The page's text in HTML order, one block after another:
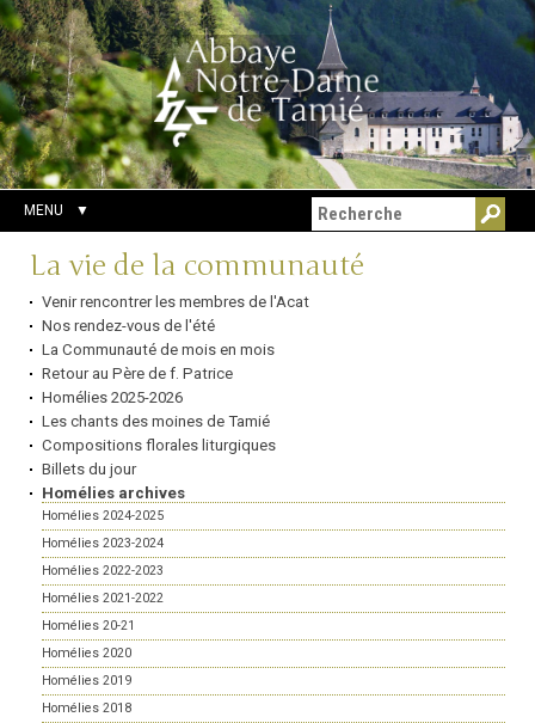
Aller
au
contenu.
|
Aller
à
la
navigation
Outils
personnels
Chercher par
Recherche
avancée…
MENU
Navigation
La vie de la communauté
Venir rencontrer les membres de l'Acat
Nos rendez-vous de l'été
La Communauté de mois en mois
Retour au Père de f. Patrice
Homélies 2025-2026
Les chants des moines de Tamié
Compositions florales liturgiques
Billets du jour
Homélies archives
Homélies 2024-2025
Homélies 2023-2024
Homélies 2022-2023
Homélies 2021-2022
Homélies 20-21
Homélies 2020
Homélies 2019
Homélies 2018